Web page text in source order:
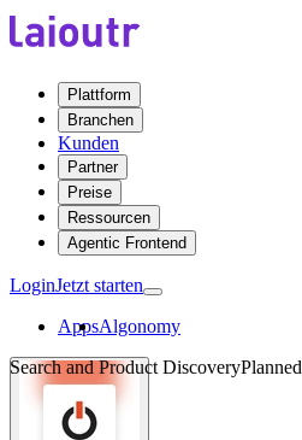
Plattform
Branchen
Kunden
Partner
Preise
Ressourcen
Agentic Frontend
LoginJetzt starten
AppsAlgonomy
Search and Product DiscoveryPlanned